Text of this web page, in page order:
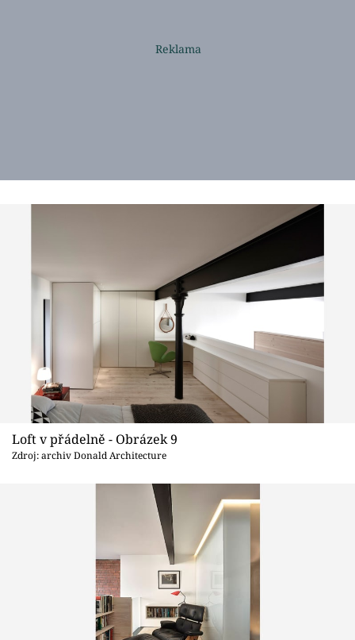
Loft v přádelně - Obrázek 9
Zdroj: archiv Donald Architecture